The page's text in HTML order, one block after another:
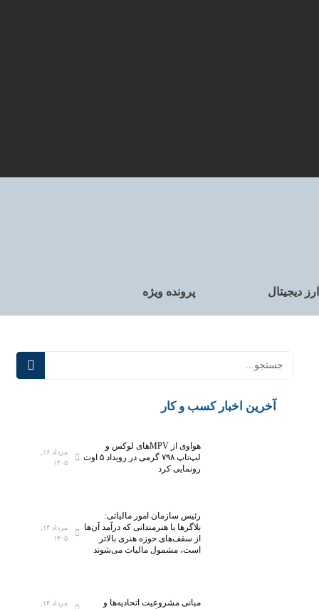
ارز دیجیتال پرونده ویژه
آخرین اخبار کسب و کار
هواوی از MPVهای لوکس و
لپ‌تاپ ۷۹۸ گرمی در رویداد ۵ اوت
رونمایی کرد
۱۴۰۵
رئیس سازمان امور مالیاتی:
بلاگر‌ها یا هنرمندانی که درآمد آن‌ها
از سقف‌های حوزه هنری بالاتر
است، مشمول مالیات می‌شوند
۱۴۰۵
مبانی مشروعیت اتحادیه‌ها و